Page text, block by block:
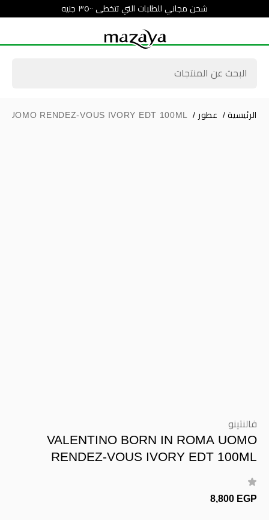
شحن مجاني للطلبات التي تتخطى ٣٥٠٠ جنيه
الرئيسية / عطور /
UOMO RENDEZ-VOUS IVORY EDT 100ML
فالنتينو
VALENTINO BORN IN ROMA UOMO
RENDEZ-VOUS IVORY EDT 100ML
8,800 EGP